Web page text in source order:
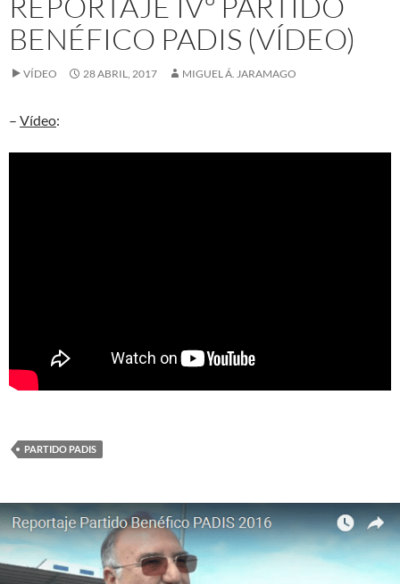
BENÉFICO PADIS (VÍDEO)
VÍDEO 28 ABRIL, 2017 MIGUEL Á. JARAMAGO
– Vídeo:
PARTIDO PADIS